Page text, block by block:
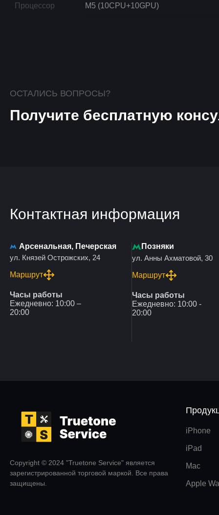
Процессор M5 (10CPU+10GPU)
ОСТАЛИСЬ ВОПРОСЫ?
Получите бесплатную
Контактная информация
Арсенальная, Печерская
ул. Князей Острожских, 24
Маршрут
Часы работы
Ежедневно: 10:00 –
20:00
Позняки
ул. Анны Ахматовой, 30
Маршрут
Часы работы
Ежедневно: 10:00 -
20:00
Copyright © 2024 "Truetone Service" является
зарегистрированной торговой маркой. Все права
защищены.
iPhone
iPad
Mac
Apple